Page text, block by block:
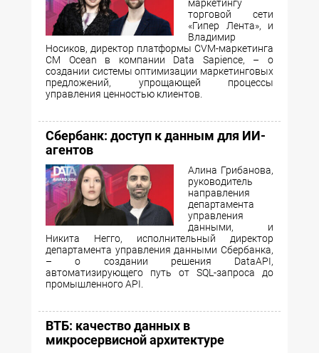
маркетингу
торговой сети
«Гипер Лента», и
Владимир
Носиков, директор платформы CVM-маркетинга
CM Ocean в компании Data Sapience, – о
создании системы оптимизации маркетинговых
предложений, упрощающей процессы
управления ценностью клиентов.
Сбербанк: доступ к данным для ИИ-
агентов
Алина Грибанова,
руководитель
направления
департамента
управления
данными, и
Никита Негго, исполнительный директор
департамента управления данными Сбербанка,
– о создании решения DataAPI,
автоматизирующего путь от SQL-запроса до
промышленного API.
ВТБ: качество данных в
микросервисной архитектуре